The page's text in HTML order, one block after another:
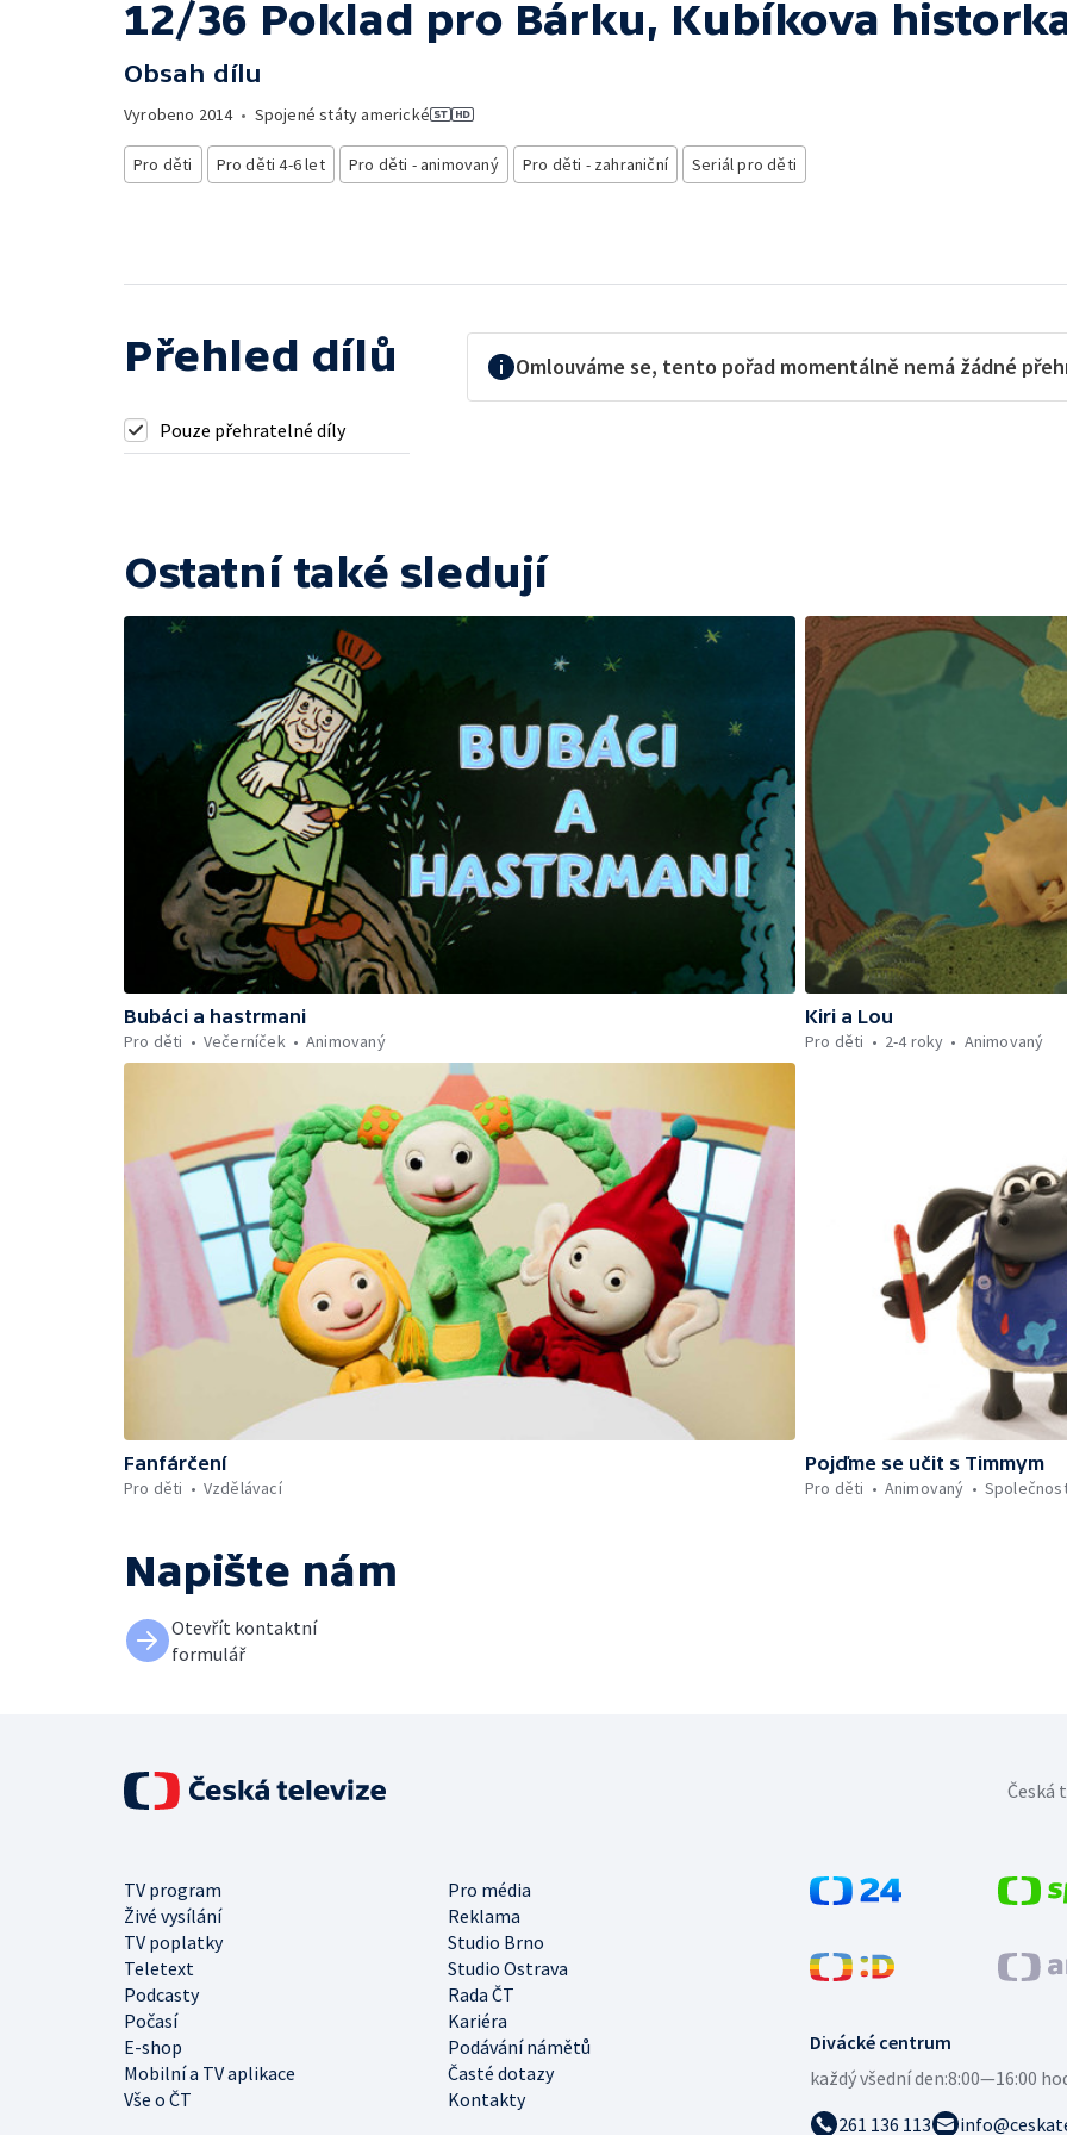
12/36 Poklad pro Bárku, Kubíkova
Obsah dílu
Vyrobeno 2014• Spojené státy americké
Pro děti Pro děti 4-6 let Pro děti - animovaný Pro děti - zahraniční Seriál pro děti
Přehled dílů
Pouze přehratelné díly
Omlouváme se, tento pořad momentálně nemá žádné
Ostatní také sledují
Bubáci a hastrmani
Pro děti
Večerníček Animovaný
Kiri a Lou
Pro děti
2-4 roky Animovaný
Fanfárčení
Pro děti
Vzdělávací
Pojďme se učit s Timmym
Pro děti
Animovaný
Napište nám
Otevřít kontaktní
formulář
Divácké centrum
každý všední den:8:00—16:00
261 136 113
TV program
Pro média
Živé vysílání
Reklama
TV poplatky
Studio Brno
Teletext
Studio Ostrava
Podcasty
Rada ČT
Počasí
Kariéra
E-shop
Podávání námětů
Mobilní a TV aplikace
Časté dotazy
Vše o ČT
Kontakty
Česká